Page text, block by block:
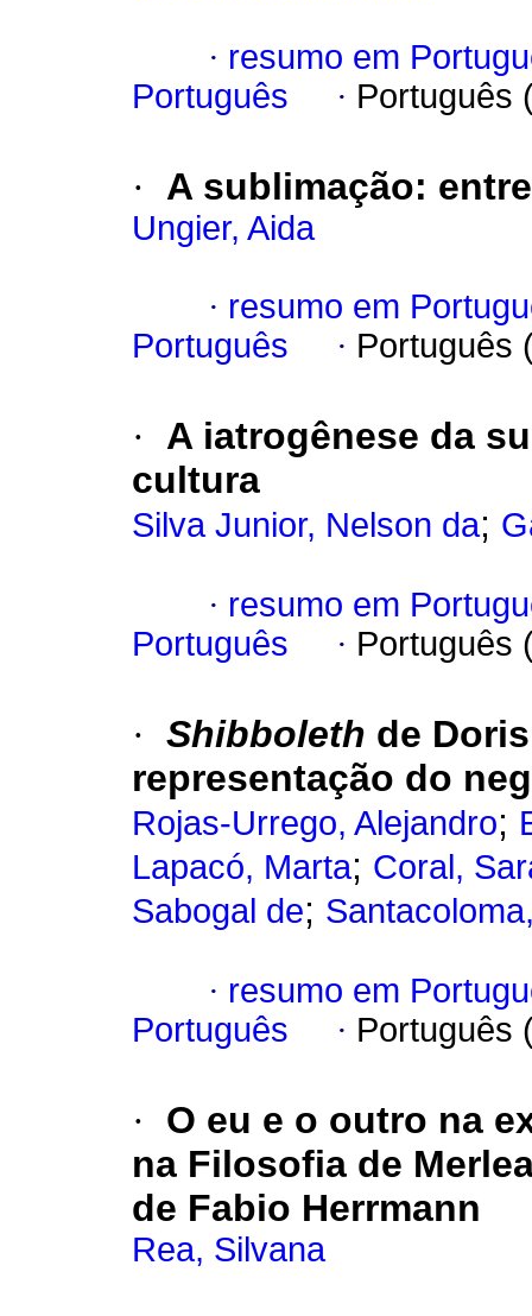
· resumo em
Português
· Português
· A sublimação:
Ungier, Aida
· resumo em
Português
· Português
·
A iatrogênese da
cultura
Silva Junior, Nelson da;
· resumo em
Português
· Português
· Shibboleth de
representação do
Rojas-Urrego, Alejandro;
Lapacó, Marta; Coral,
Sabogal de;
· resumo em
Português
· Português
·
O eu e o outro na
na Filosofia de
de Fabio Herrmann
Rea, Silvana